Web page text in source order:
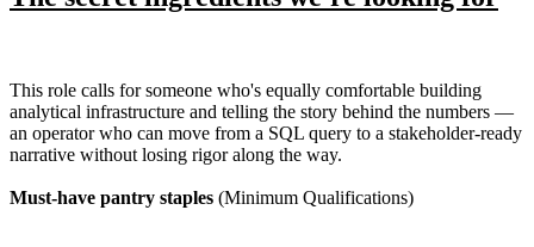
This role calls for someone who's equally comfortable building
analytical infrastructure and telling the story behind the numbers —
an operator who can move from a SQL query to a stakeholder-ready
narrative without losing rigor along the way.
Must-have pantry staples (Minimum Qualifications)